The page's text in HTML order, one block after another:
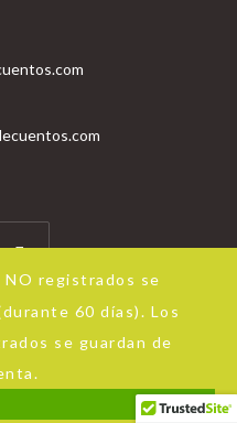
NO registrados se
60 días). Los
se guardan de
Legal